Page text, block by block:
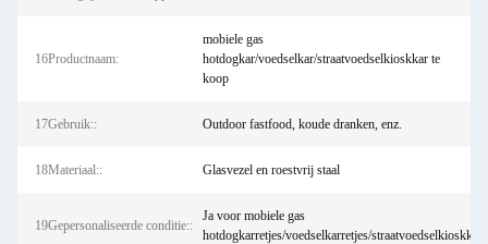
16Productnaam:
mobiele gas
hotdogkar/voedselkar/straatvoedselkioskkar te
koop
17Gebruik:: Outdoor fastfood, koude dranken, enz.
18Materiaal:: Glasvezel en roestvrij staal
19Gepersonaliseerde conditie::
Ja voor mobiele gas
hotdogkarretjes/voedselkarretjes/